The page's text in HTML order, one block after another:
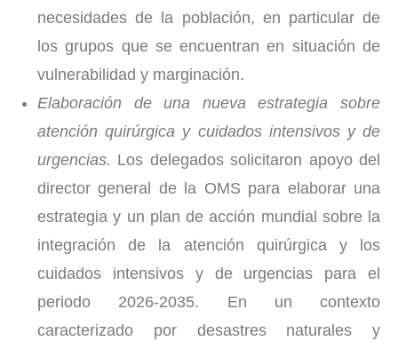
necesidades de la población, en particular de
los grupos que se encuentran en situación de
vulnerabilidad y marginación.
Elaboración de una nueva estrategia sobre
atención quirúrgica y cuidados intensivos y de
urgencias. Los delegados solicitaron apoyo del
director general de la OMS para elaborar una
estrategia y un plan de acción mundial sobre la
integración de la atención quirúrgica y los
cuidados intensivos y de urgencias para el
periodo 2026-2035. En un contexto
caracterizado por desastres naturales y